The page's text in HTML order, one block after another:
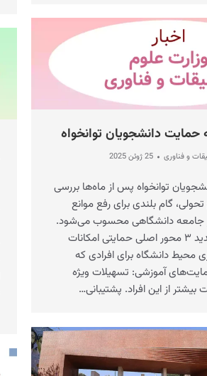
حمایت دانشجویان توانخواه
و فناوری
25 ژوئن 2025
توانخواه پس از ماه‌ها بررسی
گام بلندی برای رفع موانع
جامعه دانشگاهی محسوب می‌شود.
جزئیات آئین‌نامه جدید ۳ محور اصلی حمایتی امکانات
دانشگاه برای افرادی که
آموزشی: تسهیلات ویژه
بیشتر از این افراد. پشتیبانی…